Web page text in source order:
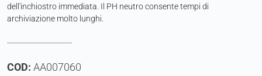
dell'inchiostro immediata. Il PH neutro consente tempi di
archiviazione molto lunghi.
COD: AA007060